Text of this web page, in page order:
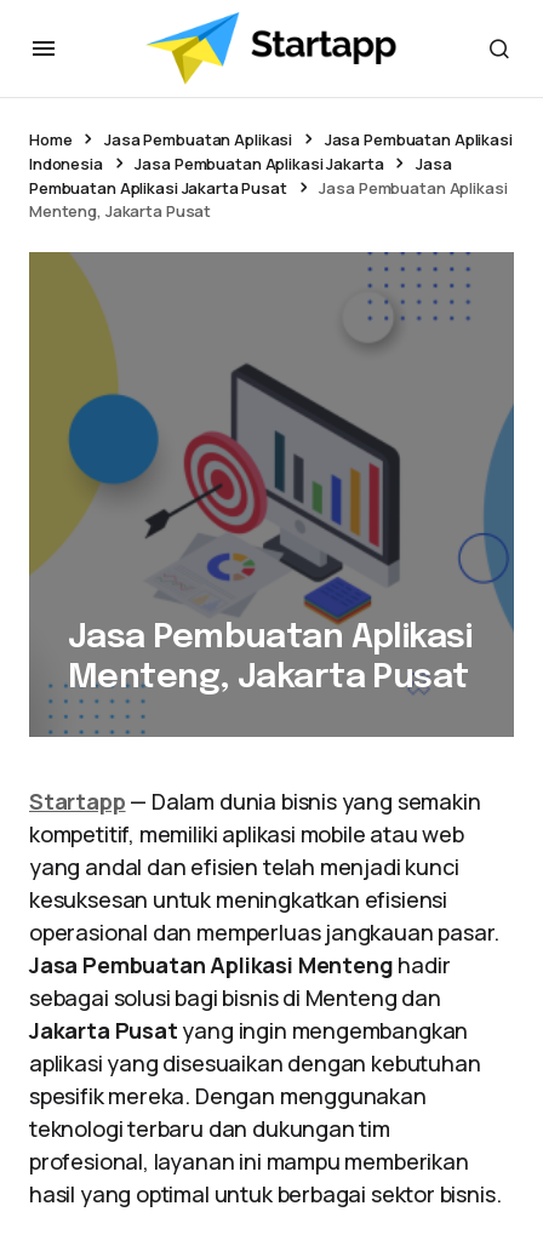
Home Jasa Pembuatan Aplikasi
Jasa Pembuatan Aplikasi
Indonesia
Jasa Pembuatan Aplikasi Jakarta
Jasa
Pembuatan Aplikasi Jakarta Pusat
Jasa Pembuatan Aplikasi
Menteng, Jakarta Pusat
Jasa Pembuatan Aplikasi
Menteng, Jakarta Pusat
Startapp — Dalam dunia bisnis yang semakin
kompetitif, memiliki aplikasi mobile atau web
yang andal dan efisien telah menjadi kunci
kesuksesan untuk meningkatkan efisiensi
operasional dan memperluas jangkauan pasar.
Jasa Pembuatan Aplikasi Menteng hadir
sebagai solusi bagi bisnis di Menteng dan
Jakarta Pusat yang ingin mengembangkan
aplikasi yang disesuaikan dengan kebutuhan
spesifik mereka. Dengan menggunakan
teknologi terbaru dan dukungan tim
profesional, layanan ini mampu memberikan
hasil yang optimal untuk berbagai sektor bisnis.